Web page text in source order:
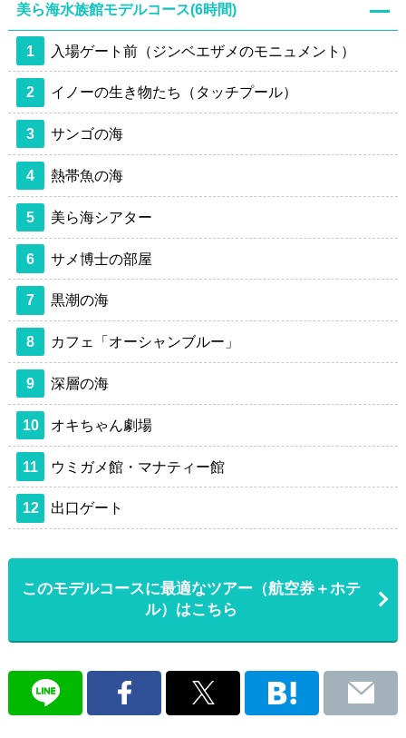
美ら海水族館モデルコース(6時間)
1 入場ゲート前（ジンベエザメのモニュメント）
2 イノーの生き物たち（タッチプール）
3 サンゴの海
4 熱帯魚の海
5 美ら海シアター
6 サメ博士の部屋
7 黒潮の海
8 カフェ「オーシャンブルー」
9 深層の海
10 オキちゃん劇場
11 ウミガメ館・マナティー館
12 出口ゲート
このモデルコースに最適なツアー（航空券＋ホテ
ル）はこちら